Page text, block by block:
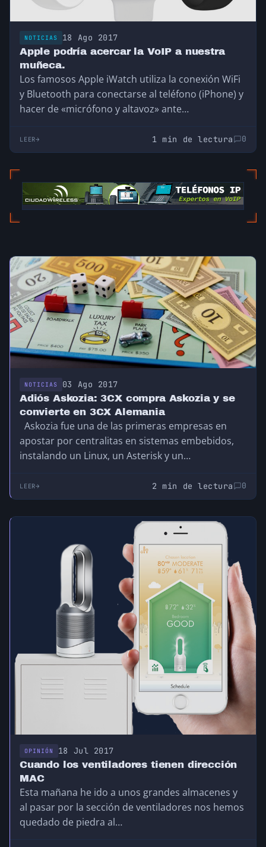
NOTICIAS 18 Ago 2017
Apple podría acercar la VoIP a nuestra
muñeca.
Los famosos Apple iWatch utiliza la conexión WiFi
y Bluetooth para conectarse al teléfono (iPhone) y
hacer de «micrófono y altavoz» ante…
LEER 1 min de lectura 0
NOTICIAS 03 Ago 2017
Adiós Askozia: 3CX compra Askozia y se
convierte en 3CX Alemania
Askozia fue una de las primeras empresas en
apostar por centralitas en sistemas embebidos,
instalando un Linux, un Asterisk y un…
LEER 2 min de lectura 0
OPINIÓN 18 Jul 2017
Cuando los ventiladores tienen dirección
MAC
Esta mañana he ido a unos grandes almacenes y
al pasar por la sección de ventiladores nos hemos
quedado de piedra al…